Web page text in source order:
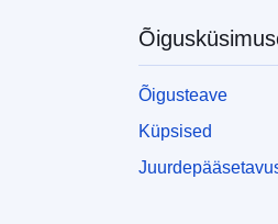
Õigusteave
Küpsised